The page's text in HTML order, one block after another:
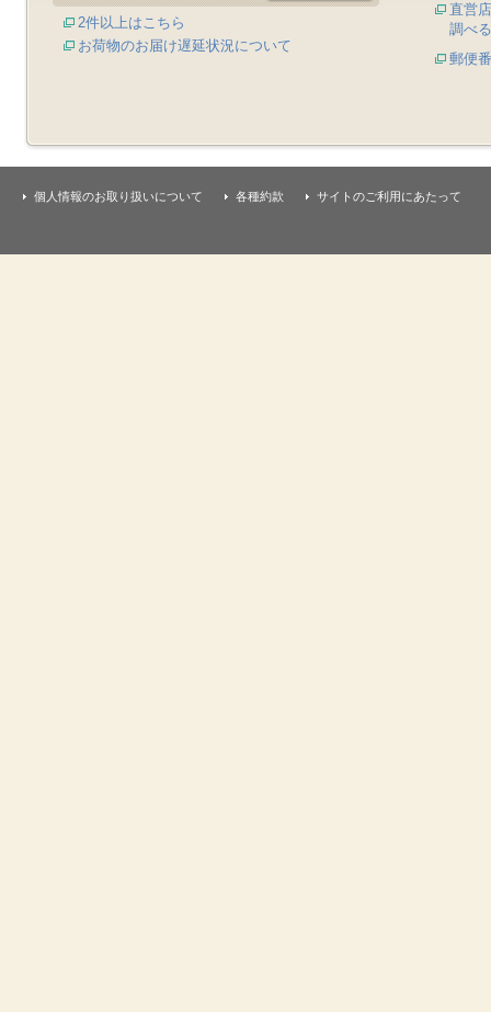
2件以上はこちら
お荷物のお届け遅延状況について
直営
調べる
郵便
個人情報のお取り扱いについて 各種約款 サイトのご利用にあたって